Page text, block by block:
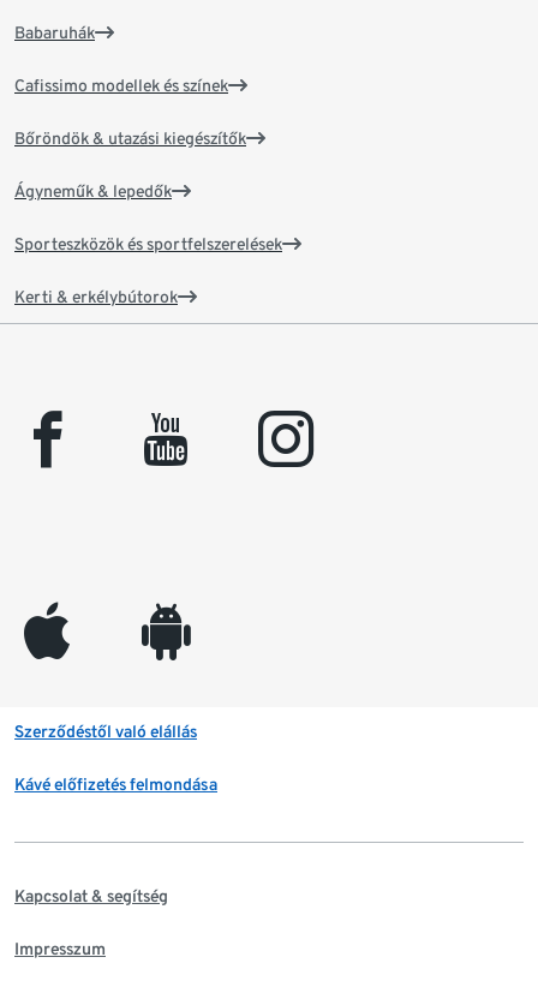
Babaruhák
Cafissimo modellek és színek
Bőröndök & utazási kiegészítők
Ágyneműk & lepedők
Sporteszközök és sportfelszerelések
Kerti & erkélybútorok
facebook youtube instagram
appleinc android
Szerződéstől való elállás
Kávé előfizetés felmondása
Kapcsolat & segítség
Impresszum